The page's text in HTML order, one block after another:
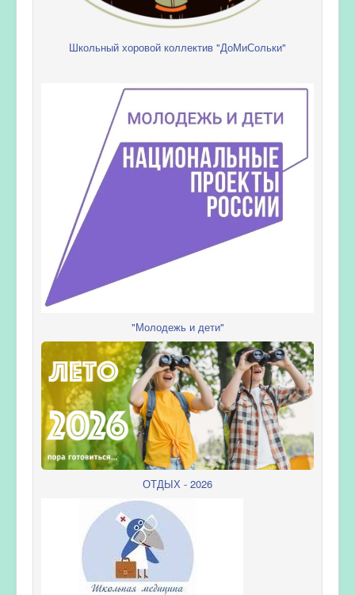
Школьный хоровой коллектив "ДоМиСольки"
"Молодежь и дети"
ОТДЫХ - 2026